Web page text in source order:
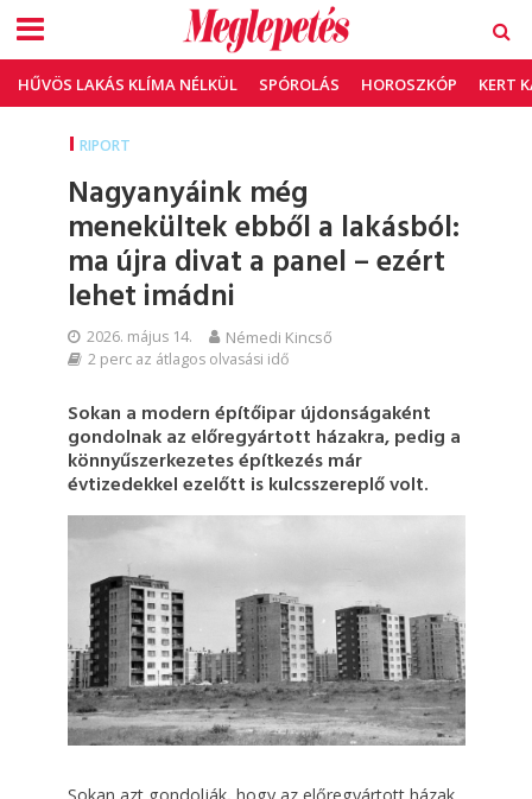
HŰVÖS LAKÁS KLÍMA NÉLKÜL SPÓROLÁS HOROSZKÓP KERT
RIPORT
Nagyanyáink még
menekültek ebből a lakásból:
ma újra divat a panel – ezért
lehet imádni
2026. május 14. Némedi Kincső
2 perc az átlagos olvasási idő
Sokan a modern építőipar újdonságaként
gondolnak az előregyártott házakra, pedig a
könnyűszerkezetes építkezés már
évtizedekkel ezelőtt is kulcsszereplő volt.